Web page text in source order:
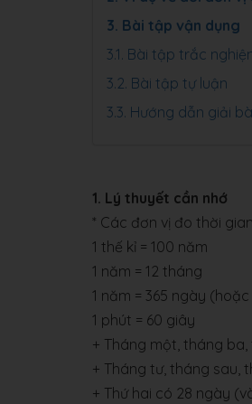
3. Bài tập vận dụng
3.1. Bài tập trắc
3.2. Bài tập tự luận
3.3. Hướng dẫn giải
1. Lý thuyết cần nhớ
* Các đơn vị đo thời
1 thế kỉ = 100 năm
1 năm = 12 tháng
1 năm = 365 ngày
1 phút = 60 giây
+ Tháng một, tháng
+ Tháng tư, tháng sau,
+ Thứ hai có 28 ngày